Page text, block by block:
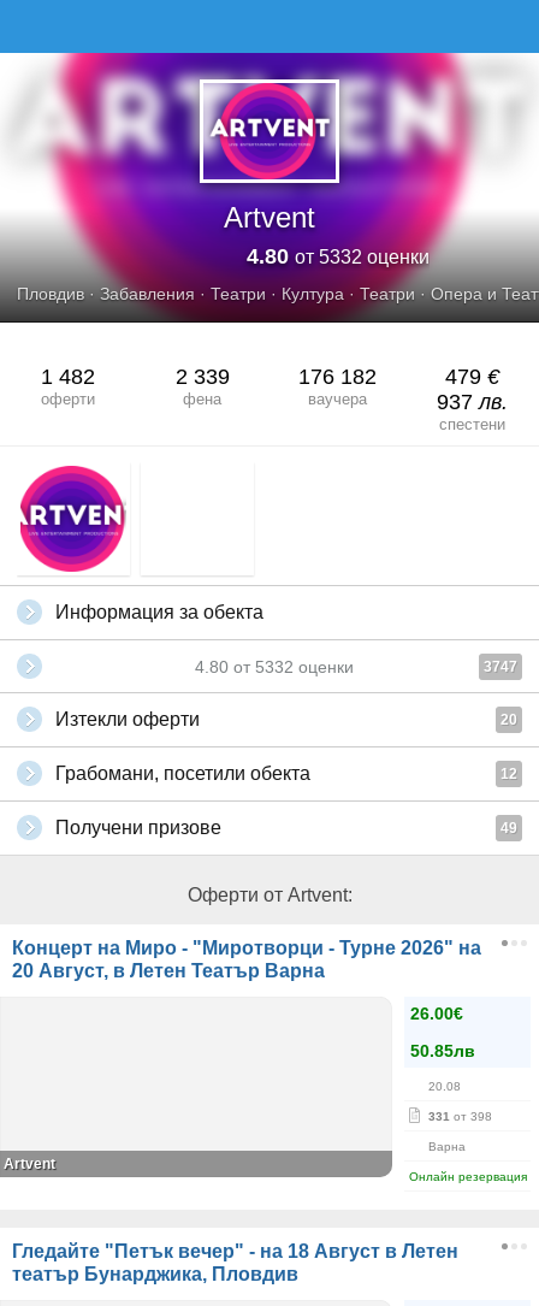
Artvent
4.80от 5332 оценки
Пловдив· Забавления · Театри · Култура · Театри · Опера и
1 482
оферти
2 339
фена
176 182
ваучера
479 €
937лв.
спестени
Информация за обекта
4.80 от 5332 оценки 3747
Изтекли оферти 20
Грабомани, посетили обекта 12
Получени призове 49
Оферти от Artvent:
Концерт на Миро - "Миротворци - Турне 2026" на
20 Август, в Летен Театър Варна
26.00€
50.85лв
20.08
331 от 398
Варна
Онлайн резервация
Artvent
Гледайте "Петък вечер" - на 18 Август в Летен
театър Бунарджика, Пловдив